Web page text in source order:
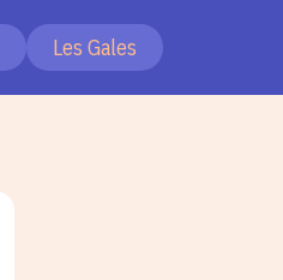
Les Gales